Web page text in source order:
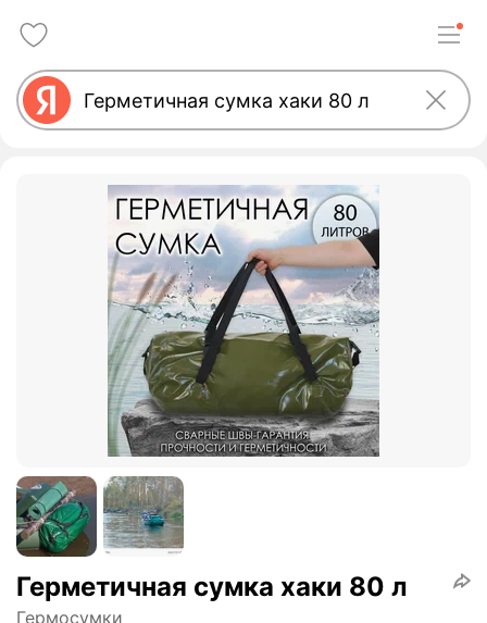
Герметичная сумка хаки 80 л
Гермосумки